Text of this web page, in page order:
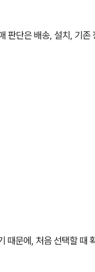
판단은 배송, 설치, 기존
때문에, 처음 선택할 때